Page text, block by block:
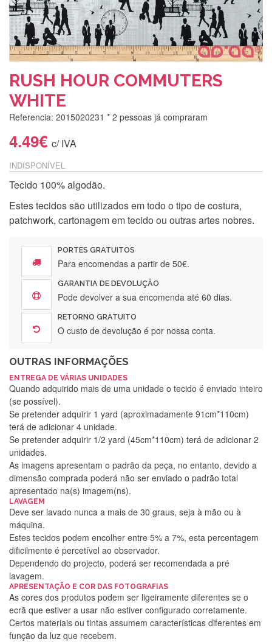
RUSH HOUR COMMUTERS
WHITE
Referencia: 2015020231 * 2 pessoas já compraram
4.49€ c/ IVA
INDISPONÍVEL
Tecido 100% algodão.
Estes tecidos são utilizados em todo o tipo de costura,
patchwork, cartonagem em tecido ou outras artes nobres.
PORTES GRATUITOS
Para encomendas a partir de 50€.
GARANTIA DE DEVOLUÇÃO
Pode devolver a sua encomenda até 60 dias.
RETORNO GRATUITO
O custo de devolução é por nossa conta.
OUTRAS INFORMAÇÕES
ENTREGA DE VÁRIAS UNIDADES
Quando adquirido mais de uma unidade o tecido é enviado inteiro
(se possível).
Se pretender adquirir 1 yard (aproximadamente 91cm*110cm)
terá de adicionar 4 unidade.
Se pretender adquirir 1/2 yard (45cm*110cm) terá de adicionar 2
unidades.
As imagens apresentam o padrão da peça, no entanto, devido a
dimensão comprada poderá não ser enviado o padrão total
apresentado na(s) imagem(ns).
LAVAGEM
Deve ser lavado nunca a mais de 30 graus, seja à mão ou à
máquina.
Estes tecidos podem encolher entre 5% a 7%, esta percentagem
dificilmente é percetível ao observador.
Dependendo do projecto, poderá ser recomendada a pré
lavagem.
APRESENTAÇÃO E COR DAS FOTOGRAFIAS
As cores dos produtos podem ser ligeiramente diferentes se o
ecrã que estiver a usar não estiver configurado corretamente.
Certos materiais ou tintas assumem características diferentes em
função da luz que recebem.
Silvia Lopes
Encomenda direitinha. Rapidez e segurança. Volto a
encomendar.